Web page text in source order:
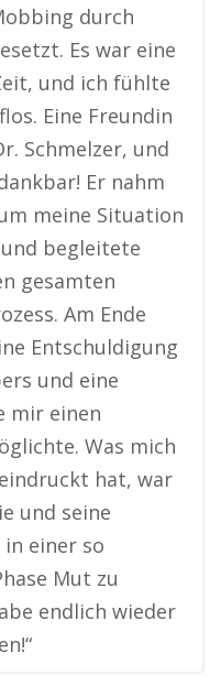
durch
Es war eine
und ich fühlte
Eine Freundin
Schmelzer, und
Er nahm
meine Situation
begleitete
gesamten
Am Ende
Entschuldigung
und eine
mir einen
Was mich
hat, war
und seine
einer so
Mut zu
endlich wieder